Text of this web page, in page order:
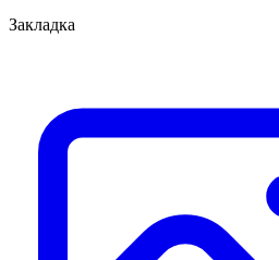
Закладка